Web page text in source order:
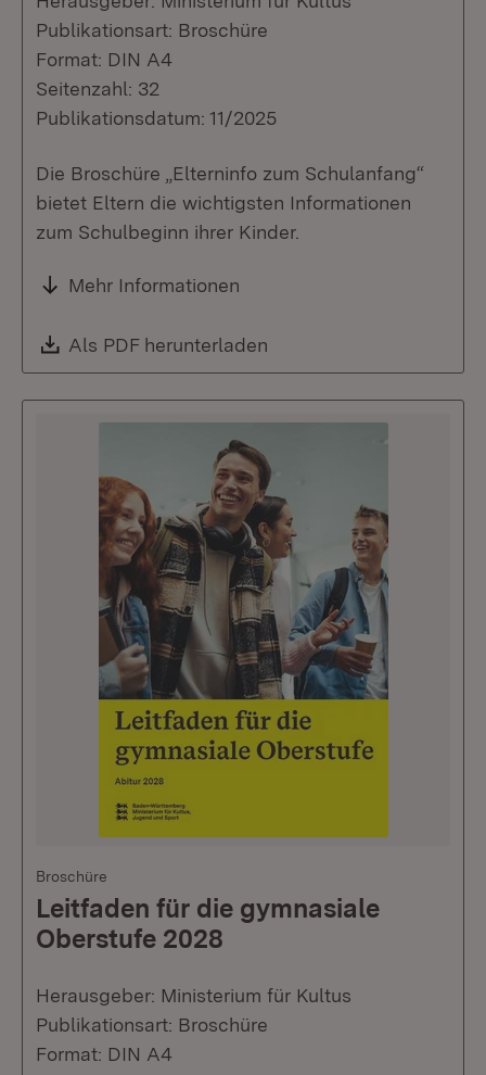
Publikationsart: Broschüre
Format: DIN A4
Seitenzahl: 32
Publikationsdatum: 11/2025
Die Broschüre „Elterninfo zum Schulanfang“
bietet Eltern die wichtigsten Informationen
zum Schulbeginn ihrer Kinder.
Mehr Informationen
Download:
Als PDF herunterladen
Broschüre
Leitfaden für die gymnasiale
Oberstufe 2028
Herausgeber: Ministerium für Kultus
Publikationsart: Broschüre
Format: DIN A4